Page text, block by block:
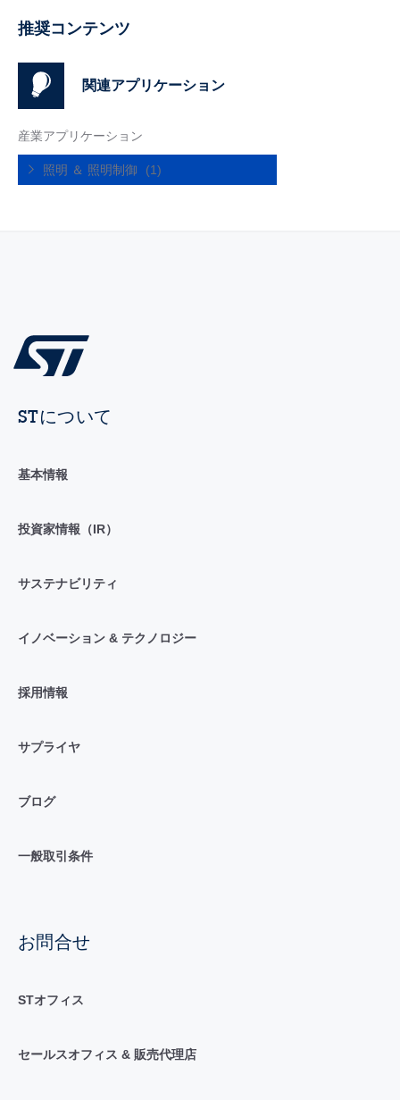
推奨コンテンツ
関連アプリケーション
産業アプリケーション
照明 ＆ 照明制御 (1)
STについて
基本情報
投資家情報（IR）
サステナビリティ
イノベーション & テクノロジー
採用情報
サプライヤ
ブログ
一般取引条件
お問合せ
STオフィス
セールスオフィス & 販売代理店